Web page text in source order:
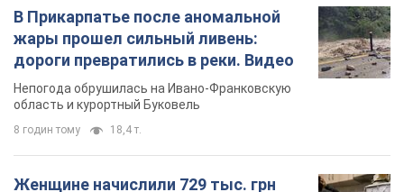
В Прикарпатье после аномальной
жары прошел сильный ливень:
дороги превратились в реки. Видео
Непогода обрушилась на Ивано-Франковскую
область и курортный Буковель
8 годин тому 18,4 т.
Женщине начислили 729 тыс. грн